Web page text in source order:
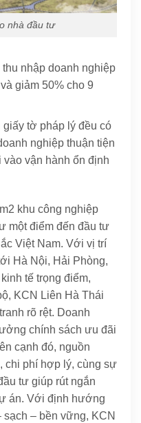
nhà đầu tư
nhập doanh nghiệp
giảm 50% cho 9
giấy tờ pháp lý đều có
nghiệp thuận tiện
vận hành ổn định
khu công nghiệp
một điểm đến đầu tư
Việt Nam. Với vị trí
Hà Nội, Hải Phòng,
tế trọng điểm,
KCN Liên Hà Thái
rõ rệt. Doanh
chính sách ưu đãi
cạnh đó, nguồn
chi phí hợp lý, cùng sự
tư giúp rút ngắn
án. Với định hướng
– bền vững, KCN